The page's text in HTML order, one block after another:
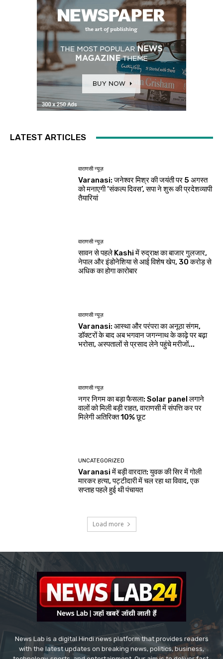
LATEST ARTICLES
वाराणसी न्यूज़
Varanasi: जनेश्वर मिश्र की जयंती पर 5 अगस्त
को मनाएगी ‘संकल्प दिवस’, सपा ने शुरू की प्रदेशव्यापी
तैयारियां
वाराणसी न्यूज़
सावन से पहले Kashi में रुद्राक्ष का बाजार गुलजार,
नेपाल और इंडोनेशिया से आई विशेष खेप, 30 करोड़ से
अधिक का होगा कारोबार
वाराणसी न्यूज़
Varanasi: आस्था और परंपरा का अनूठा संगम,
डॉक्टरों के बाद अब भगवान जगन्नाथ के काढ़े पर बढ़ा
भरोसा, अस्पतालों से प्रसाद लेने पहुंचे मरीजों...
वाराणसी न्यूज़
नगर निगम का बड़ा फैसला: Solar panel लगाने
वालों को मिली बड़ी राहत, वाराणसी में संपत्ति कर पर
मिलेगी अतिरिक्त 10% छूट
UNCATEGORIZED
Varanasi में बड़ी वारदात: युवक की सिर में गोली
मारकर हत्या, पट्टीदारी में चल रहा था विवाद, एक
सप्ताह पहले हुई थी पंचायत
Load more
News Lab is a digital Hindi news platform that provides readers
with the latest updates on breaking news, politics, business,